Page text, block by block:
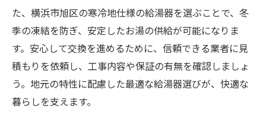
た、横浜市旭区の寒冷地仕様の給湯器を選ぶことで、冬
季の凍結を防ぎ、安定したお湯の供給が可能になりま
す。安心して交換を進めるために、信頼できる業者に見
積もりを依頼し、工事内容や保証の有無を確認しましょ
う。地元の特性に配慮した最適な給湯器選びが、快適な
暮らしを支えます。